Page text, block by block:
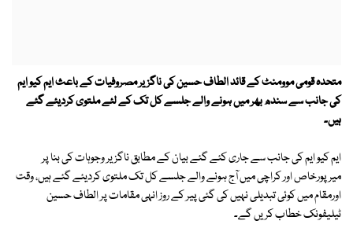
متحدہ قومی موومنٹ کے قائد الطاف حسین کی ناگزیر مصروفیات کے باعث ایم کیو ایم
کی جانب سے سندھ بھر میں ہونے والے جلسے کل تک کے لئے ملتوی کردیئے گئے
ہیں۔
ایم کیو ایم کی جانب سے جاری کئے گئے بیان کے مطابق ناگزیر وجوہات کی بنا پر
میرپورخاص اور کراچی میں آج ہونے والے جلسے کل تک ملتوی کردیئے گئے ہیں، وقت
اورمقام میں کوئی تبدیلی نہیں کی گئی پیر کے روز انہی مقامات پر الطاف حسین
ٹیلیفونک خطاب کریں گے۔